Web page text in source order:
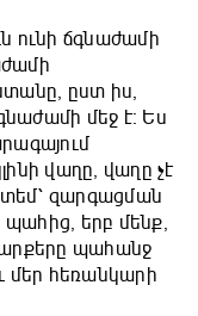
ունի ճգնաժամի
ըստ իս,
մեջ է։ Ես
վաղը, վաղը չէ
զարգացման
պահից, երբ մենք,
պահանջ
մեր հեռանկարի